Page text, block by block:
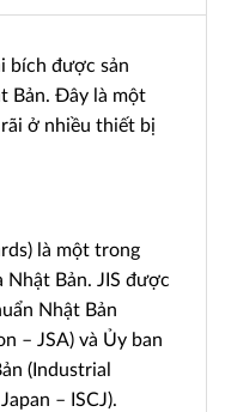
bích được sản
Bản. Đây là một
ở nhiều thiết bị
là một trong
Bản. JIS được
Nhật Bản
– JSA) và Ủy ban
(Industrial
– ISCJ).